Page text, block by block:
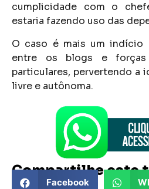
cumplicidade com o
estaria fazendo uso das
O caso é mais um indício
entre os blogs e
particulares, pervertendo a
livre e autônoma.
Compartilhe este
Facebook